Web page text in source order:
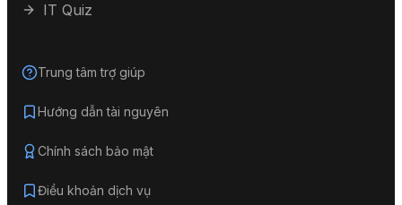
IT Quiz
Trung tâm trợ giúp
Hướng dẫn tài nguyên
Chính sách bảo mật
Điều khoản dịch vụ